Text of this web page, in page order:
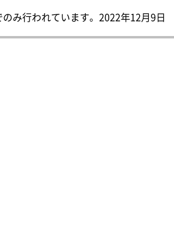
み行われています。 2022年12月9日